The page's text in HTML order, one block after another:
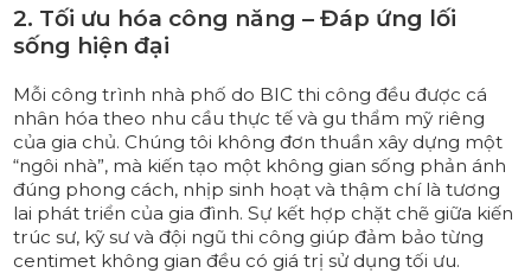
2. Tối ưu hóa công năng – Đáp ứng lối
sống hiện đại
Mỗi công trình nhà phố do BIC thi công đều được cá
nhân hóa theo nhu cầu thực tế và gu thẩm mỹ riêng
của gia chủ. Chúng tôi không đơn thuần xây dựng một
“ngôi nhà”, mà kiến tạo một không gian sống phản ánh
đúng phong cách, nhịp sinh hoạt và thậm chí là tương
lai phát triển của gia đình. Sự kết hợp chặt chẽ giữa kiến
trúc sư, kỹ sư và đội ngũ thi công giúp đảm bảo từng
centimet không gian đều có giá trị sử dụng tối ưu.